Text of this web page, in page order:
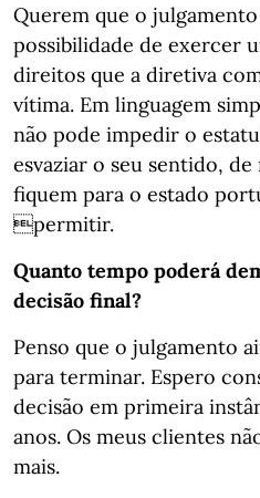
Querem que o
possibilidade de exercer
direitos que a diretiva
vítima. Em linguagem
não pode impedir o
esvaziar o seu sentido,
fiquem para o estado
permitir.
Quanto tempo poderá
decisão final?
Penso que o julgamento
para terminar. Espero
decisão em primeira
anos. Os meus clientes
mais.